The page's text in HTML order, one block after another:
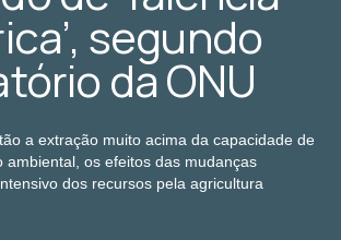
segundo
da ONU
a extração muito acima da capacidade de
ambiental, os efeitos das mudanças
dos recursos pela agricultura